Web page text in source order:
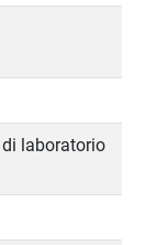
laboratorio